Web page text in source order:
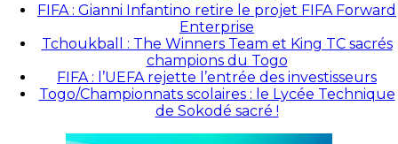
FIFA : Gianni Infantino retire le projet FIFA Forward
Enterprise
Tchoukball : The Winners Team et King TC sacrés
champions du Togo
FIFA : l’UEFA rejette l’entrée des investisseurs
Togo/Championnats scolaires : le Lycée Technique
de Sokodé sacré !